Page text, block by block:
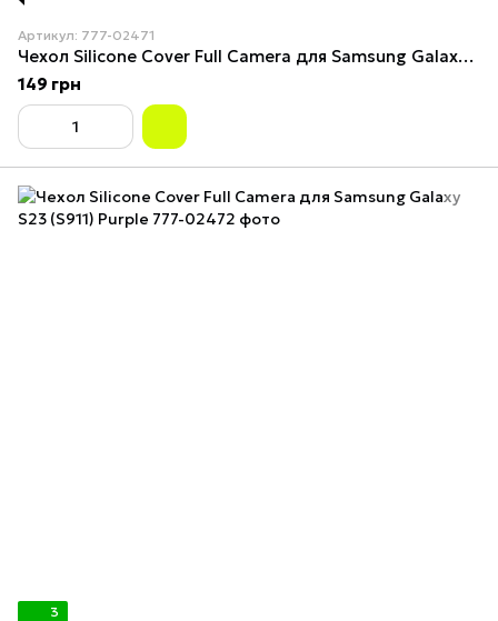
Артикул: 777-02471
Чехол Silicone Cover Full Camera для Samsung Galaxy S23 (S911) Pink Sand
149 грн
3